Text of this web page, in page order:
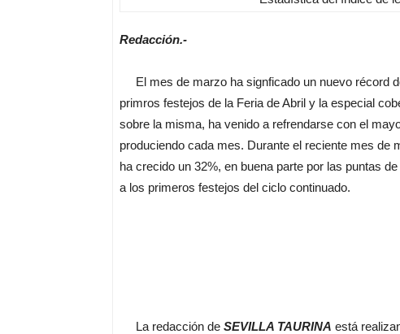
Redacción.-
El mes de marzo ha signficado un nuevo récord
primros festejos de la Feria de Abril y la especial
sobre la misma, ha venido a refrendarse con el
produciendo cada mes. Durante el reciente mes de
ha crecido un 32%, en buena parte por las puntas
a los primeros festejos del ciclo continuado.
La redacción de SEVILLA TAURINA está